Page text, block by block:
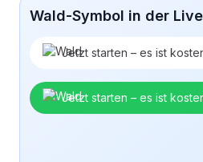
Wald-Symbol in der
Jetzt starten – es ist
Jetzt starten – es ist